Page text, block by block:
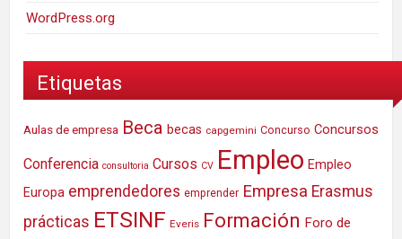
WordPress.org
Etiquetas
Aulas de empresa Beca becas capgemini Concurso Concursos
Conferencia consultoria Cursos CV Empleo Empleo
Europa emprendedores emprender Empresa Erasmus
prácticas ETSINF Everis Formación Foro de